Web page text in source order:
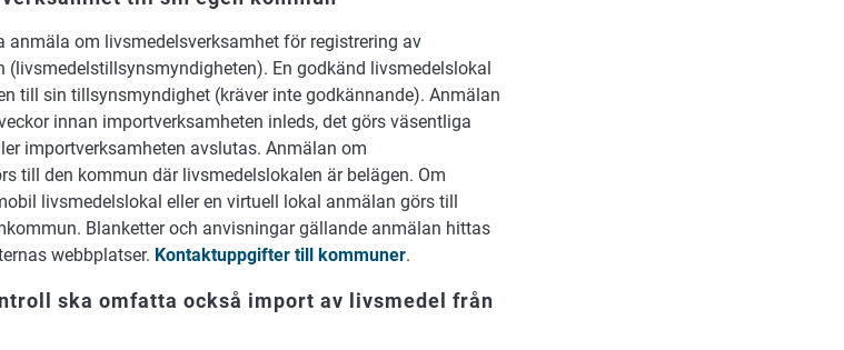
anmäla om livsmedelsverksamhet för registrering av
(livsmedelstillsynsmyndigheten). En godkänd livsmedelslokal
till sin tillsynsmyndighet (kräver inte godkännande). Anmälan
innan importverksamheten inleds, det görs väsentliga
importverksamheten avslutas. Anmälan om
till den kommun där livsmedelslokalen är belägen. Om
livsmedelslokal eller en virtuell lokal anmälan görs till
Blanketter och anvisningar gällande anmälan hittas
webbplatser. Kontaktuppgifter till kommuner.
ska omfatta också import av livsmedel från